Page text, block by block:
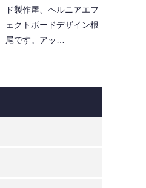
ド製作屋、ヘルニアエフ
ェクトボードデザイン根
尾です。アッ…